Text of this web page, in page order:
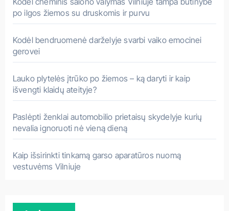
:po ilgos žiemos su druskomis ir purvu
Kodėl bendruomenė darželyje svarbi vaiko emocinei
gerovei
Lauko plytelės įtrūko po žiemos – ką daryti ir kaip
išvengti klaidų ateityje?
Paslėpti ženklai automobilio prietaisų skydelyje kurių
nevalia ignoruoti nė vieną dieną
Kaip išsirinkti tinkamą garso aparatūros nuomą
vestuvėms Vilniuje